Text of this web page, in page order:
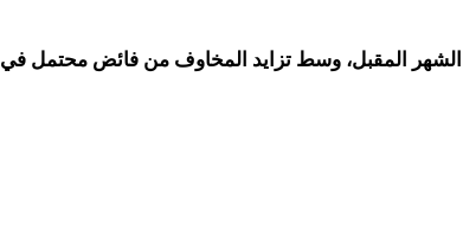
الشهر المقبل، وسط تزايد المخاوف من فائض محتمل في